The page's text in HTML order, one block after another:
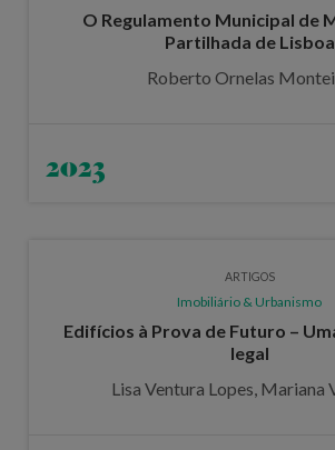
O Regulamento Municipal de
Partilhada de Lisboa
Roberto Ornelas
2023
ARTIGOS
Imobiliário & Urbanismo
Edifícios à Prova de Futuro –
legal
Lisa Ventura Lopes, Mariana